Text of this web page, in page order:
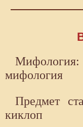
мифология
Предмет
киклоп